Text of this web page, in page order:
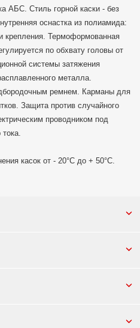
AБС. Стиль горной каски - без
оснастка из полиамида:
крепления. Термоформованная
по обхвату головы от
системы затяжения
металла.
ремнем. Карманы для
Защита против случайного
проводником под
касок от - 20°C до + 50°C.